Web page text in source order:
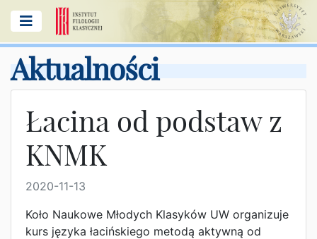
Aktualności
Łacina od podstaw z
KNMK
2020-11-13
Koło Naukowe Młodych Klasyków UW organizuje
kurs języka łacińskiego metodą aktywną od